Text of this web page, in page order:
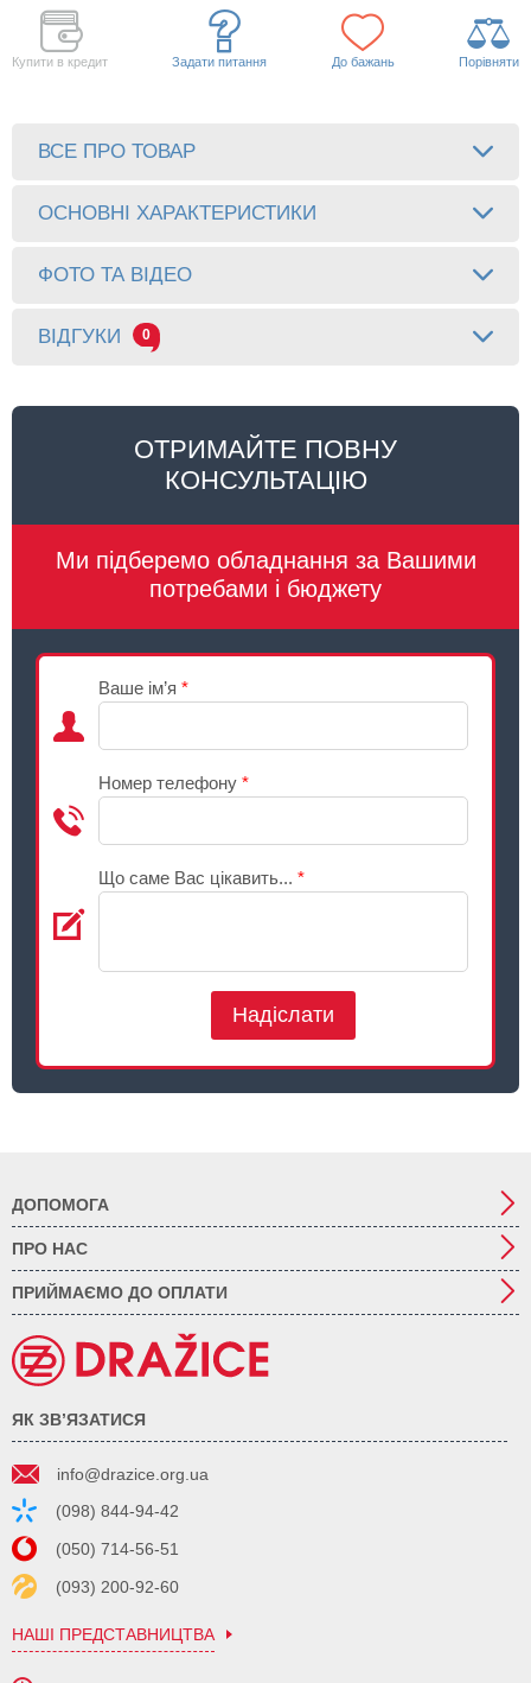
Купити в кредит Задати питання До бажань Порівняти
ВСЕ ПРО ТОВАР
ОСНОВНІ ХАРАКТЕРИСТИКИ
ФОТО ТА ВІДЕО
ВІДГУКИ 0
ОТРИМАЙТЕ ПОВНУ
КОНСУЛЬТАЦІЮ
Ми підберемо обладнання за Вашими
потребами і бюджету
Ваше ім’я *
Номер телефону *
Що саме Вас цікавить... *
Надіслати
ДОПОМОГА
ПРО НАС
ПРИЙМАЄМО ДО ОПЛАТИ
ЯК ЗВ’ЯЗАТИСЯ
info@drazice.org.ua
(098) 844-94-42
(050) 714-56-51
(093) 200-92-60
НАШІ ПРЕДСТАВНИЦТВА